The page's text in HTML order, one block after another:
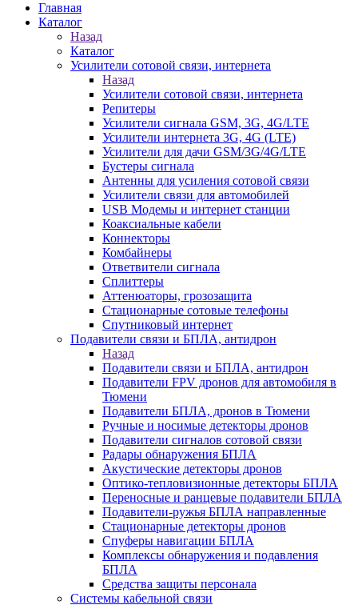
Главная
Каталог
Назад
Каталог
Усилители сотовой связи, интернета
Назад
Усилители сотовой связи, интернета
Репитеры
Усилители сигнала GSM, 3G, 4G/LTE
Усилители интернета 3G, 4G (LTE)
Усилители для дачи GSM/3G/4G/LTE
Бустеры сигнала
Антенны для усиления сотовой связи
Усилители связи для автомобилей
USB Модемы и интернет станции
Коаксиальные кабели
Коннекторы
Комбайнеры
Ответвители сигнала
Сплиттеры
Аттенюаторы, грозозащита
Стационарные сотовые телефоны
Спутниковый интернет
Подавители связи и БПЛА, антидрон
Назад
Подавители связи и БПЛА, антидрон
Подавители FPV дронов для автомобиля в
Тюмени
Подавители БПЛА, дронов в Тюмени
Ручные и носимые детекторы дронов
Подавители сигналов сотовой связи
Радары обнаружения БПЛА
Акустические детекторы дронов
Оптико-тепловизионные детекторы БПЛА
Переносные и ранцевые подавители БПЛА
Подавители-ружья БПЛА направленные
Стационарные детекторы дронов
Спуферы навигации БПЛА
Комплексы обнаружения и подавления
БПЛА
Средства защиты персонала
Системы кабельной связи